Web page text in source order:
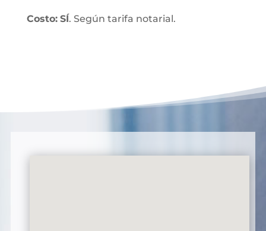
Costo: SÍ. Según tarifa notarial.